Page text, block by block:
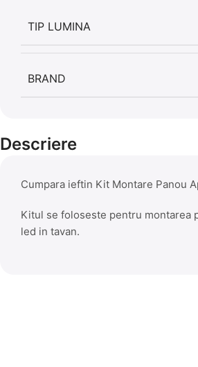
TIP LUMINA
BRAND
Descriere
Cumpara ieftin Kit Montare Panou
Kitul se foloseste pentru montarea
led in tavan.